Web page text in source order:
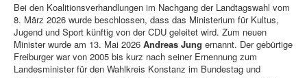
Bei den Koalitionsverhandlungen im Nachgang der Landtagswahl vom
8. März 2026 wurde beschlossen, dass das Ministerium für Kultus,
Jugend und Sport künftig von der CDU geleitet wird. Zum neuen
Minister wurde am 13. Mai 2026 Andreas Jung ernannt. Der gebürtige
Freiburger war von 2005 bis kurz nach seiner Ernennung zum
Landesminister für den Wahlkreis Konstanz im Bundestag und